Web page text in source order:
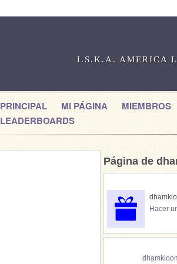
I.S.K.A. AMERICA
PRINCIPAL MI PÁGINA MIEMBROS
LEADERBOARDS
Página de
Hacer